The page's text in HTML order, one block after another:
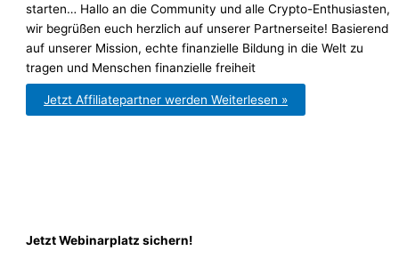
starten… Hallo an die Community und alle Crypto-Enthusiasten,
wir begrüßen euch herzlich auf unserer Partnerseite! Basierend
auf unserer Mission, echte finanzielle Bildung in die Welt zu
tragen und Menschen finanzielle freiheit
Jetzt Affiliatepartner werden Weiterlesen »
Jetzt Webinarplatz sichern!